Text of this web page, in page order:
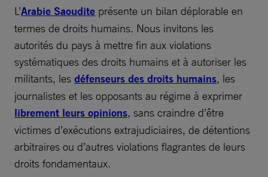
L’Arabie Saoudite présente un bilan déplorable en
termes de droits humains. Nous invitons les
autorités du pays à mettre fin aux violations
systématiques des droits humains et à autoriser les
militants, les défenseurs des droits humains, les
journalistes et les opposants au régime à exprimer
librement leurs opinions, sans craindre d’être
victimes d’exécutions extrajudiciaires, de détentions
arbitraires ou d’autres violations flagrantes de leurs
droits fondamentaux.